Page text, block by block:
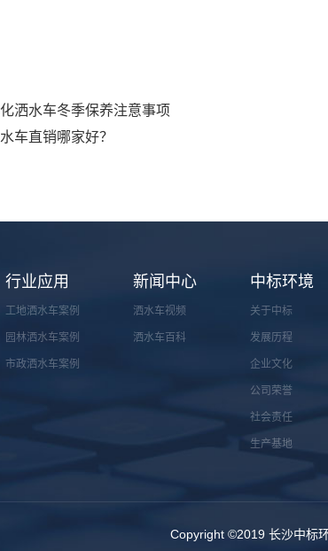
洒水车冬季保养注意事项
车直销哪家好？
行业应用
工地洒水车案例
园林洒水车案例
市政洒水车案例
新闻中心
洒水车视频
洒水车百科
中标环境
关于中标
发展历程
企业文化
公司荣誉
社会责任
生产基地
Copyright ©2019 长沙中标